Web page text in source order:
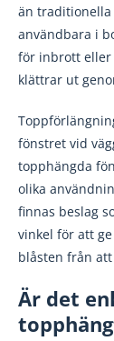
än traditionella
användbara i
för inbrott
klättrar ut
fönstret vid
topphängda
olika
finnas beslag
vinkel för att
blåsten från
Är det